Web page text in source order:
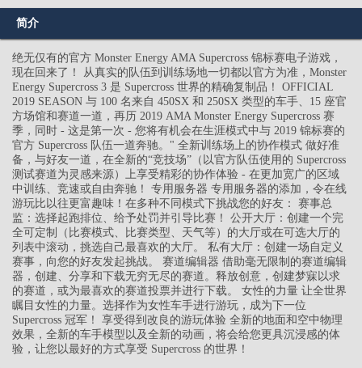
简介
绝无仅有的官方 Monster Energy AMA Supercross 锦标赛电子游戏，
现在回来了！ 从真实的队伍到训练场地一切都以官方为准，Monster
Energy Supercross 3 是 Supercross 世界的精确复制品！ OFFICIAL
2019 SEASON 与 100 名来自 450SX 和 250SX 类型的车手、15 座官
方场馆和赛道一道，再历 2019 AMA Monster Energy Supercross 赛
季，同时 - 这是第一次 - 您将有机会在生涯模式中与 2019 锦标赛的
官方 Supercross 队伍一道奔驰。" 全新训练场上的协作模式 做好准
备，与好友一道，在全新的“竞技场”（以官方队伍使用的 Supercross
测试赛道为灵感来源）上享受精彩的协作体验 - 在更加宽广的区域
中训练、竞速或自由奔驰！ 专用服务器 专用服务器的添加，令在线
游玩比以往更富趣味！在多种不同模式下挑战您的好友： 赛事总
监：选择起跑排位、给予处罚并引导比赛！ 公开大厅：创建一个完
全可定制（比赛模式、比赛类型、天气等）的大厅或在可选大厅的
列表中滚动，挑选自己最喜欢的大厅。 私有大厅：创建一场自定义
赛事，向您的好友发起挑战。 赛道编辑器 借助毫无限制的赛道编辑
器，创建、分享和下载无穷无尽的赛道。释放创意，创建梦寐以求
的赛道，或为最喜欢的赛道投票并进行下载。 女性的力量 让全世界
瞩目女性的力量。选择作为女性车手进行游玩，成为下一位
Supercross 冠军！ 享受得到改良的游玩体验 全新的地面和空中物理
效果，全新的车手模型以及全新的动画，将会给您更具沉浸感的体
验，让您以最好的方式享受 Supercross 的世界！